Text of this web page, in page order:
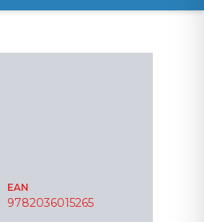
EAN
9782036015265